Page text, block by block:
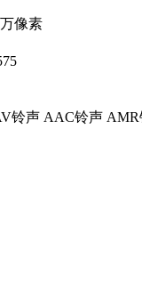
像素
铃声 AAC铃声